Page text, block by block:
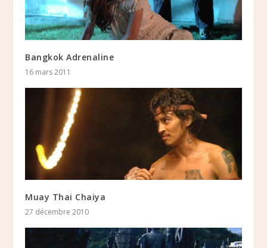
Bangkok Adrenaline
16 mars 2011
Muay Thai Chaiya
27 décembre 2010